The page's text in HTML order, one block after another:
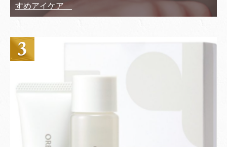
すめアイケア